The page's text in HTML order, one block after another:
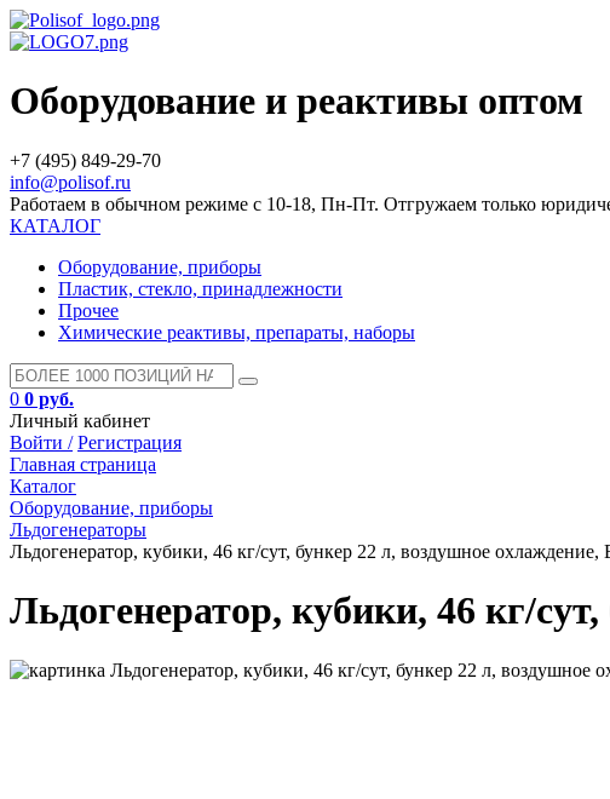
Оборудование и реактивы оптом
+7 (495) 849-29-70
info@polisof.ru
Работаем в обычном режиме с 10-18, Пн-Пт. Отгружаем только
КАТАЛОГ
Оборудование, приборы
Пластик, стекло, принадлежности
Прочее
Химические реактивы, препараты, наборы
0 0 руб.
Личный кабинет
Войти / Регистрация
Главная страница
Каталог
Оборудование, приборы
Льдогенераторы
Льдогенератор, кубики, 46 кг/сут, бункер 22 л, воздушное охлаждение,
Льдогенератор, кубики, 46 кг/